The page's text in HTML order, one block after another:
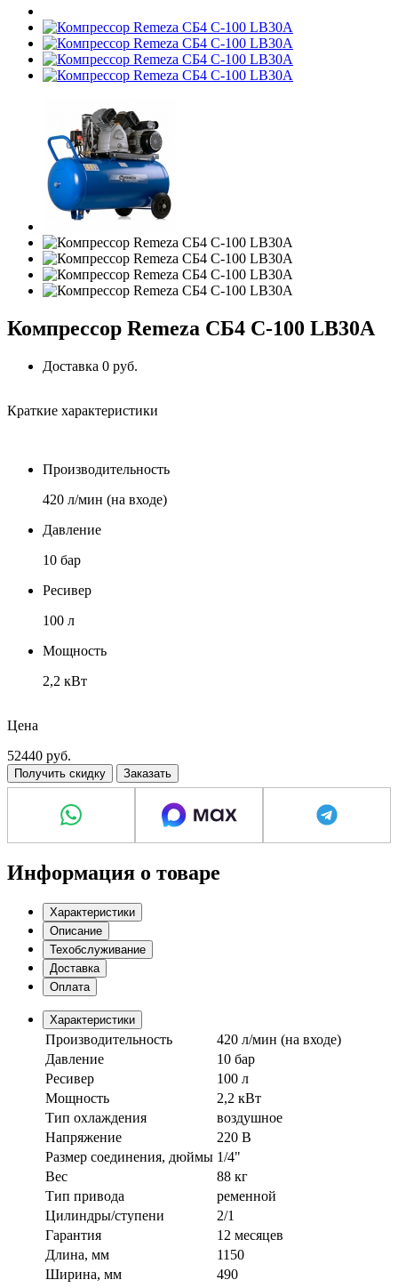
Компрессор Remeza СБ4 С-100 LB30A
Доставка 0 руб.
Краткие характеристики
Производительность
420 л/мин (на входе)
Давление
10 бар
Ресивер
100 л
Мощность
2,2 кВт
Цена
52440 руб.
Получить скидку Заказать
Информация о товаре
Характеристики
Описание
Техобслуживание
Доставка
Оплата
Характеристики
Производительность
420 л/мин (на входе)
Давление
10 бар
Ресивер
100 л
Мощность
2,2 кВт
Тип охлаждения
воздушное
Напряжение
220 В
Размер соединения, дюймы 1/4"
Вес
88 кг
Тип привода
ременной
Цилиндры/ступени
2/1
Гарантия
12 месяцев
Длина, мм
1150
Ширина, мм
490